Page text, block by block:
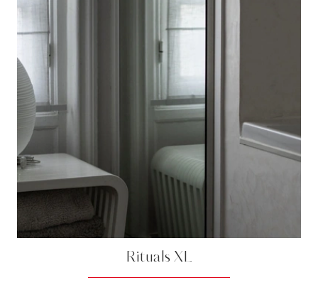
Rituals XL